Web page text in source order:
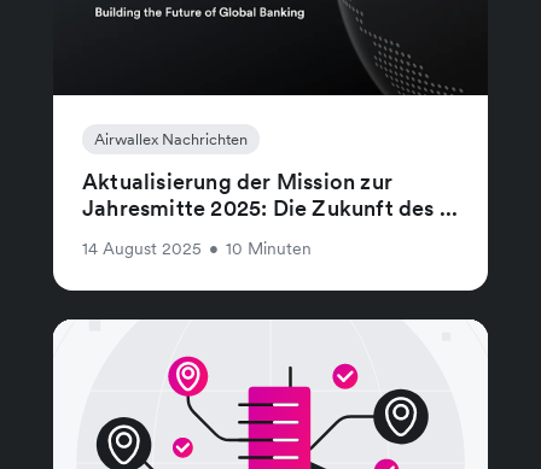
Airwallex Nachrichten
Aktualisierung der Mission zur
Jahresmitte 2025: Die Zukunft des ...
14 August 2025 • 10 Minuten